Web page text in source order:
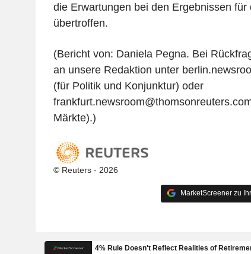
die Erwartungen bei den Ergebnissen für
übertroffen.
(Bericht von: Daniela Pegna. Bei
an unsere Redaktion unter
(für Politik und Konjunktur) oder
Märkte).)
© Reuters - 2026
MarketScreener zu